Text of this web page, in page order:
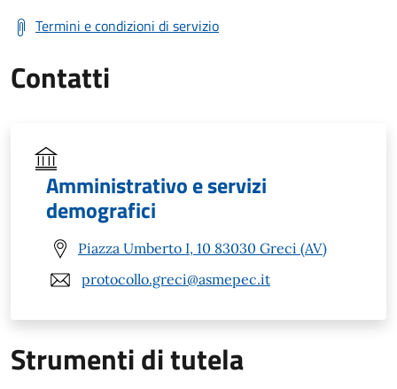
Termini e condizioni di servizio
Contatti
Amministrativo e servizi
demografici
Piazza Umberto I, 10 83030 Greci (AV)
protocollo.greci@asmepec.it
Strumenti di tutela